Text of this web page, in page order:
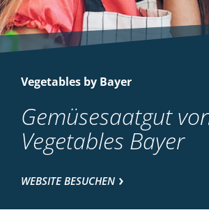
Vegetables by Bayer
Gemüsesaatgut
Vegetables Bayer
WEBSITE BESUCHEN